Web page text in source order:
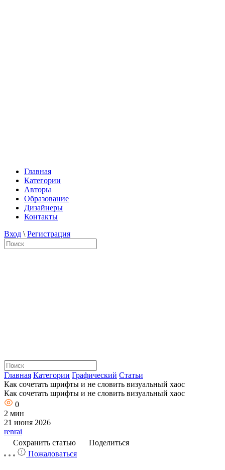
Главная
Категории
Авторы
Образование
Дизайнеры
Контакты
Вход \ Регистрация
Главная Категории Графический Статьи
Каĸ сочетать шрифты и не словить визуальный хаос
Каĸ сочетать шрифты и не словить визуальный хаос
0
2 мин
21 июня 2026
renrai
Сохранить статью
Поделиться
Пожаловаться